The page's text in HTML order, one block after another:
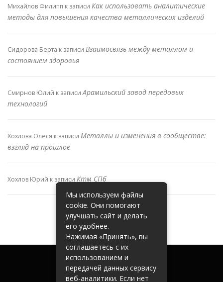
Михайлов Филипп к записи Как использовать аналитические
методы для повышения качества металлических изделий
Сидорова Берта к записи Взаимосвязь между металлом и
состоянием здоровья
Смирнов Юлий к записиАрамильский завод передовых
технологий
Хохлова Олеся к записи Металлы и изменения в сообществе:
взгляд на прошлое
Хохлов Юрий к записи Ктм СПб
Мы используем файлы
cookie. Они помогают
улучшать сайт и делать
его удобнее.
Нажимая «Принять», вы
соглашаетесь с их
использованием и
передачей данных сервису
веб-аналитики. Если нет